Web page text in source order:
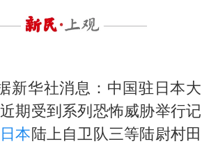
新华社消息：中国驻日本大
期受到系列恐怖威胁举行记
日本陆上自卫队三等陆尉村田